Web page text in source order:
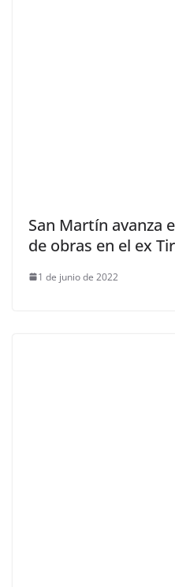
San Martín avanza
de obras en el ex
1 de junio de 2022